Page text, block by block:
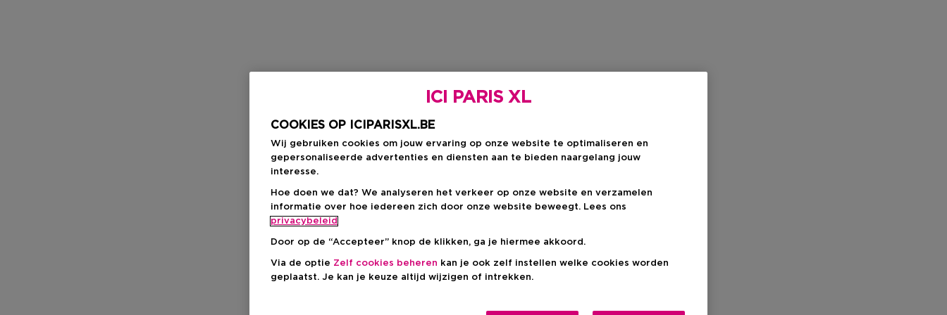
ICI PARIS XL
COOKIES OP ICIPARISXL.BE
Wij gebruiken cookies om jouw ervaring op onze website te optimaliseren en
gepersonaliseerde advertenties en diensten aan te bieden naargelang jouw
interesse.
Hoe doen we dat? We analyseren het verkeer op onze website en verzamelen
informatie over hoe iedereen zich door onze website beweegt. Lees ons
privacybeleid
Door op de “Accepteer” knop de klikken, ga je hiermee akkoord.
Via de optie Zelf cookies beheren kan je ook zelf instellen welke cookies worden
geplaatst. Je kan je keuze altijd wijzigen of intrekken.